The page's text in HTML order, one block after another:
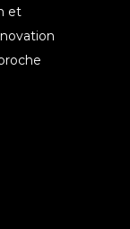
et